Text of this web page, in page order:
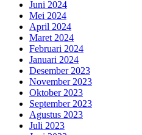
Juni 2024
Mei 2024
April 2024
Maret 2024
Februari 2024
Januari 2024
Desember 2023
November 2023
Oktober 2023
September 2023
Agustus 2023
Juli 2023